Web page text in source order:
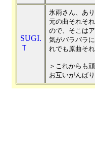
SUGI.
Ｔ
氷雨さん、あ
元の曲それそ
ので、そこは
気がバラバラ
れでも原曲そ
＞これからも
お互いがんば